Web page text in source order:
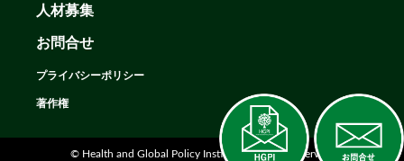
人材募集
お問合せ
プライバシーポリシー
著作権
© Health and Global Policy Institute. All rights reserved.